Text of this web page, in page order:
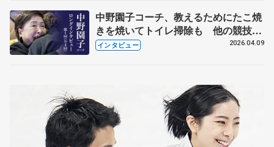
中野園子コーチ、教えるためにたこ焼
きを焼いてトイレ掃除も 他の競技に
も通用するという坂本花織の筋肉
インタビュー 2026.04.09